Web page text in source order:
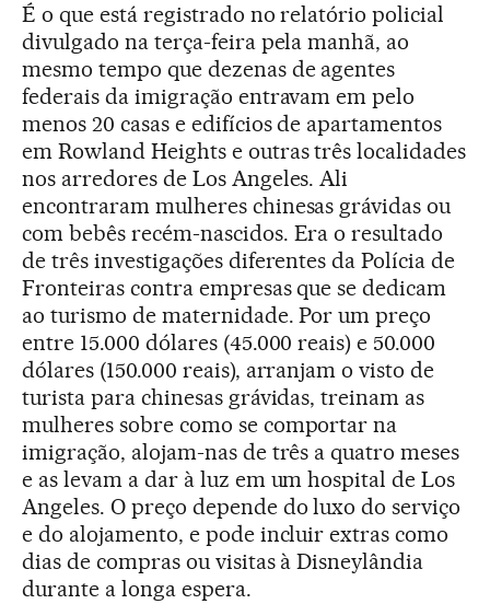
É o que está registrado no relatório policial
divulgado na terça-feira pela manhã, ao
mesmo tempo que dezenas de agentes
federais da imigração entravam em pelo
menos 20 casas e edifícios de apartamentos
em Rowland Heights e outras três localidades
nos arredores de Los Angeles. Ali
encontraram mulheres chinesas grávidas ou
com bebês recém-nascidos. Era o resultado
de três investigações diferentes da Polícia de
Fronteiras contra empresas que se dedicam
ao turismo de maternidade. Por um preço
entre 15.000 dólares (45.000 reais) e 50.000
dólares (150.000 reais), arranjam o visto de
turista para chinesas grávidas, treinam as
mulheres sobre como se comportar na
imigração, alojam-nas de três a quatro meses
e as levam a dar à luz em um hospital de Los
Angeles. O preço depende do luxo do serviço
e do alojamento, e pode incluir extras como
dias de compras ou visitas à Disneylândia
durante a longa espera.